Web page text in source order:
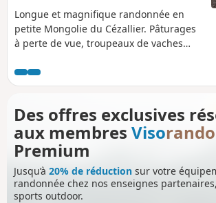
Longue et magnifique randonnée en
petite Mongolie du Cézallier. Pâturages
à perte de vue, troupeaux de vaches
du Cantal à l'horizon. Pas de difficulté
technique, bons sentiers ou larges
des barrières par de nombreuses
échelles. Le tracé forme une boucle
hormis la partie entre Rascoupet et
avant Courbières qui s'effectue en aller-
retour.
Des offres exclusives
aux membres Visorando
Premium
Jusqu’à 20% de réduction sur votre
randonnée chez nos enseignes
sports outdoor.